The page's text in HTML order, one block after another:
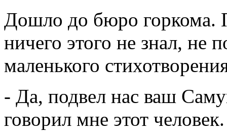
Дошло до бюро
ничего этого не знал, не
маленького
- Да, подвел нас ваш
говорил мне этот человек.